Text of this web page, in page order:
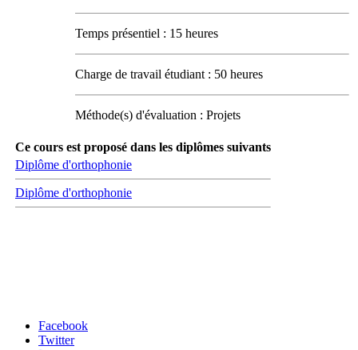
Temps présentiel : 15 heures
Charge de travail étudiant : 50 heures
Méthode(s) d'évaluation : Projets
Ce cours est proposé dans les diplômes suivants
Diplôme d'orthophonie
Diplôme d'orthophonie
Facebook
Twitter